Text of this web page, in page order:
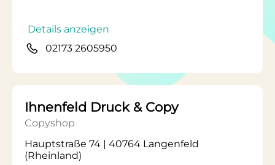
Details anzeigen
02173 2605950
Ihnenfeld Druck & Copy
Copyshop
Hauptstraße 74 | 40764 Langenfeld
(Rheinland)